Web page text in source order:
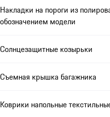
Накладки на пороги из
обозначением модели
Солнцезащитные козырьки
Съемная крышка багажника
Коврики напольные